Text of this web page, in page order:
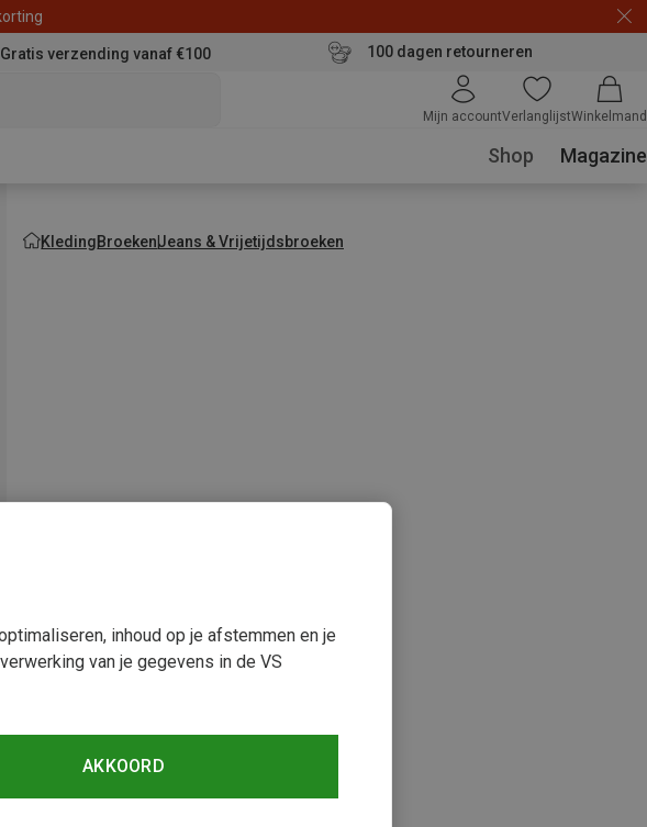
Gratis verzending vanaf €100 100 dagen retourneren
Mijn accountVerlanglijstWinkelmand
Shop Magazine
KledingBroekenJeans & Vrijetijdsbroeken
inhoud op je afstemmen en je
van je gegevens in de VS
AKKOORD